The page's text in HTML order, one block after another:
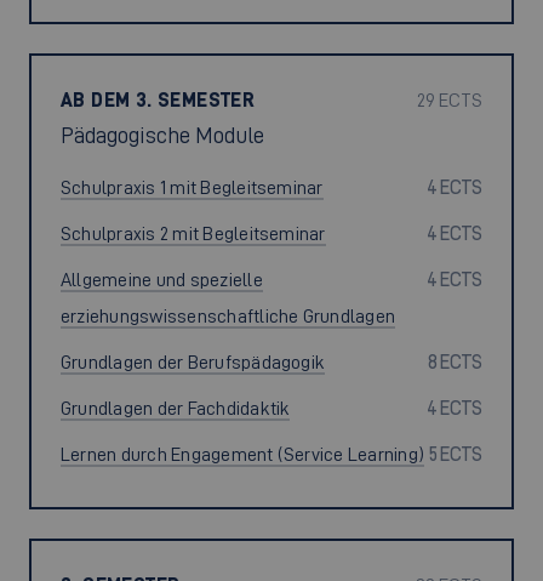
AB DEM 3. SEMESTER 29 ECTS
Pädagogische Module
Schulpraxis 1 mit Begleitseminar 4 ECTS
Schulpraxis 2 mit Begleitseminar 4 ECTS
Allgemeine und spezielle
erziehungswissenschaftliche Grundlagen
4 ECTS
Grundlagen der Berufspädagogik 8 ECTS
Grundlagen der Fachdidaktik 4 ECTS
Lernen durch Engagement (Service Learning) 5 ECTS